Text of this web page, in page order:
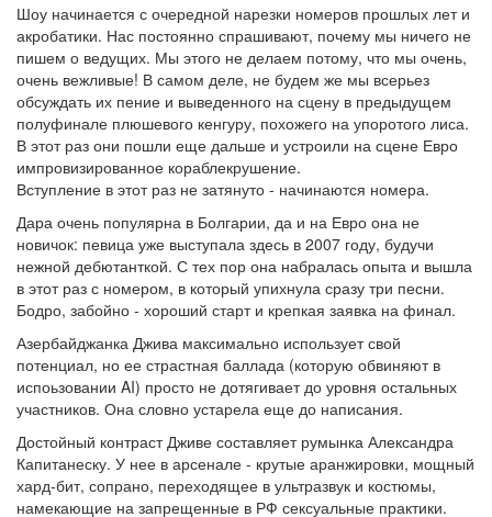
Шоу начинается с очередной нарезки номеров прошлых лет и
акробатики. Нас постоянно спрашивают, почему мы ничего не
пишем о ведущих. Мы этого не делаем потому, что мы очень,
очень вежливые! В самом деле, не будем же мы всерьез
обсуждать их пение и выведенного на сцену в предыдущем
полуфинале плюшевого кенгуру, похожего на упоротого лиса.
В этот раз они пошли еще дальше и устроили на сцене Евро
импровизированное кораблекрушение.
Вступление в этот раз не затянуто - начинаются номера.
Дара очень популярна в Болгарии, да и на Евро она не
новичок: певица уже выступала здесь в 2007 году, будучи
нежной дебютанткой. С тех пор она набралась опыта и вышла
в этот раз с номером, в который упихнула сразу три песни.
Бодро, забойно - хороший старт и крепкая заявка на финал.
Азербайджанка Джива максимально использует свой
потенциал, но ее страстная баллада (которую обвиняют в
испоьзовании AI) просто не дотягивает до уровня остальных
участников. Она словно устарела еще до написания.
Достойный контраст Дживе составляет румынка Александра
Капитанеску. У нее в арсенале - крутые аранжировки, мощный
хард-бит, сопрано, переходящее в ультразвук и костюмы,
намекающие на запрещенные в РФ сексуальные практики.